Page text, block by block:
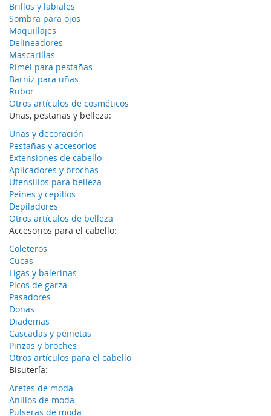
Brillos y labiales
Sombra para ojos
Maquillajes
Delineadores
Mascarillas
Rímel para pestañas
Barniz para uñas
Rubor
Otros artículos de cosméticos
Uñas, pestañas y belleza:
Uñas y decoración
Pestañas y accesorios
Extensiones de cabello
Aplicadores y brochas
Utensilios para belleza
Peines y cepillos
Depiladores
Otros artículos de belleza
Accesorios para el cabello:
Coleteros
Cucas
Ligas y balerinas
Picos de garza
Pasadores
Donas
Diademas
Cascadas y peinetas
Pinzas y broches
Otros artículos para el cabello
Bisutería:
Aretes de moda
Anillos de moda
Pulseras de moda